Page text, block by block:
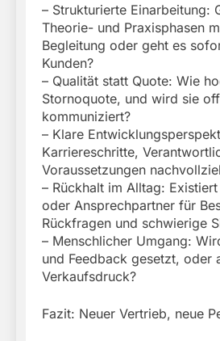
– Strukturierte Einarbeitung:
Theorie- und Praxisphasen
Begleitung oder geht es
Kunden?
– Qualität statt Quote: Wie
Stornoquote, und wird sie
kommuniziert?
– Klare
Karriereschritte,
Voraussetzungen
– Rückhalt im Alltag:
oder Ansprechpartner für
Rückfragen und schwierige
– Menschlicher Umgang:
und Feedback gesetzt, oder
Verkaufsdruck?
Fazit: Neuer Vertrieb, neue